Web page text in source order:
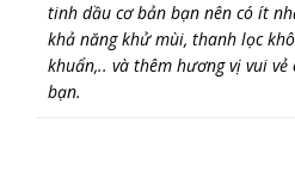
tinh dầu cơ bản bạn nên có ít
khả năng khử mùi, thanh lọc
khuẩn,.. và thêm hương vị vui vẻ
bạn.